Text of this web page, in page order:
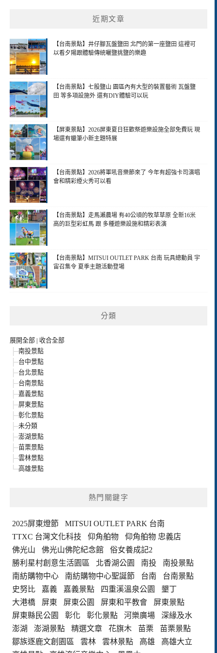
近期文章
【台南景點】井仔腳瓦盤鹽田 北門的第一座鹽田 這裡可
以看夕陽跟體驗傳統曬鹽挑鹽的樂趣
【台南景點】七股鹽山 園區內有大型的裝置藝術 瓦盤鹽
田 等多項設施外 還有DIY體驗可以玩
【屏東景點】2026屏東夏日狂歡祭遊樂設施全部免費玩 現
場還有蠟筆小新主題特展
【台南景點】2026將軍吼音樂節來了 今年有超強卡司演唱
會和精彩煙火秀可以看
【台南景點】走馬瀨農場 有40公頃的牧草草原 全新16米
高的巨型彩虹馬 跟 多種遊樂設施和精彩表演
【台南景點】MITSUI OUTLET PARK 台南 玩具總動員 宇
宙召集令 夏季主題活動登場
分類
展開全部 | 收合全部
南投景點
台中景點
台北景點
台南景點
嘉義景點
屏東景點
彰化景點
未分類
澎湖景點
苗栗景點
雲林景點
高雄景點
熱門關鍵字
2025屏東燈節
MITSUI OUTLET PARK 台南
TTXC 台灣文化科技
仰角舶物
仰角舶物 忠義店
佛光山
佛光山佛陀紀念館
俗女養成記2
勝利星村創意生活園區
北香湖公園 南投
南投景點
南紡購物中心
南紡購物中心聖誕節 台南
台南景點
史努比
嘉義 嘉義景點 四重溪溫泉公園
墾丁
大港橋
屏東 屏東公園 屏東和平教會
屏東景點
屏東縣民公園
彰化 彰化景點 河樂廣場
深緣及水
澎湖
澎湖景點 精選文章 花旗木 苗栗
苗栗景點
鄒族逐鹿文創園區
雲林 雲林景點 高雄
高雄大立